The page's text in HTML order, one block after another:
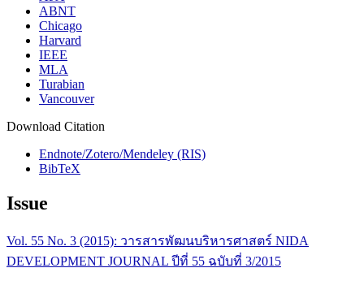
ABNT
Chicago
Harvard
IEEE
MLA
Turabian
Vancouver
Download Citation
Endnote/Zotero/Mendeley (RIS)
BibTeX
Issue
Vol. 55 No. 3 (2015): วารสารพัฒนบริหารศาสตร์ NIDA
DEVELOPMENT JOURNAL ปีที่ 55 ฉบับที่ 3/2015